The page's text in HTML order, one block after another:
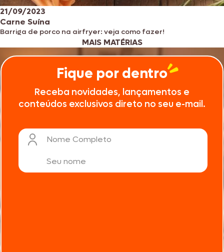
21/09/2023
Carne Suína
Barriga de porco na airfryer: veja como fazer!
MAIS MATÉRIAS
Fique por dentro
Receba novidades, lançamentos e
conteúdos exclusivos direto no seu e-mail.
Nome Completo